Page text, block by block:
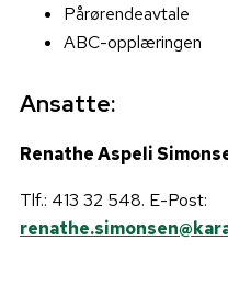
Pårørendeavtale
ABC-opplæringen
Ansatte:
Renathe Aspeli
Tlf.: 413 32 548. E-Post: